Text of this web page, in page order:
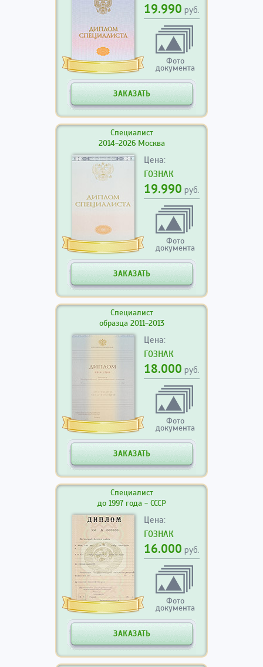
19.990 руб.
Фото
документа
ЗАКАЗАТЬ
Специалист
2014-2026 Москва
Цена:
ГОЗНАК
19.990 руб.
Фото
документа
ЗАКАЗАТЬ
Специалист
образца 2011-2013
Цена:
ГОЗНАК
18.000 руб.
Фото
документа
ЗАКАЗАТЬ
Специалист
до 1997 года - СССР
Цена:
ГОЗНАК
16.000 руб.
Фото
документа
ЗАКАЗАТЬ